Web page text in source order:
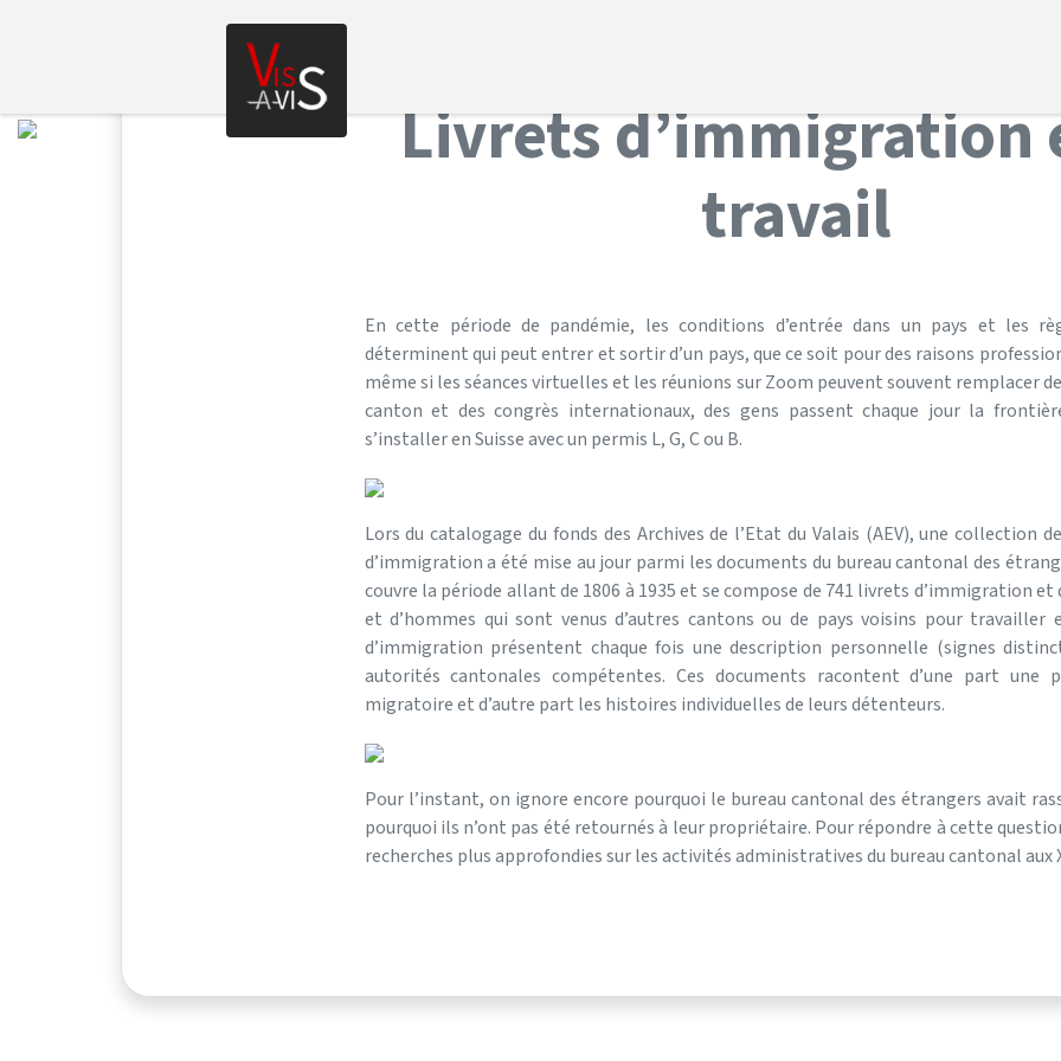
Livrets d’immigration
travail
En cette période de pandémie, les conditions d’entrée dans un pays et les
déterminent qui peut entrer et sortir d’un pays, que ce soit pour des raisons
même si les séances virtuelles et les réunions sur Zoom peuvent souvent remplacer
canton et des congrès internationaux, des gens passent chaque jour la
s’installer en Suisse avec un permis L, G, C ou B.
Lors du catalogage du fonds des Archives de l’Etat du Valais (AEV), une collection
d’immigration a été mise au jour parmi les documents du bureau cantonal des
couvre la période allant de 1806 à 1935 et se compose de 741 livrets d’immigration
et d’hommes qui sont venus d’autres cantons ou de pays voisins pour travailler
d’immigration présentent chaque fois une description personnelle (signes
autorités cantonales compétentes. Ces documents racontent d’une part une
migratoire et d’autre part les histoires individuelles de leurs détenteurs.
Pour l’instant, on ignore encore pourquoi le bureau cantonal des étrangers avait
pourquoi ils n’ont pas été retournés à leur propriétaire. Pour répondre à cette
recherches plus approfondies sur les activités administratives du bureau cantonal aux